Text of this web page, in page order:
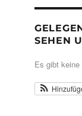
SEHEN
Es gibt keine